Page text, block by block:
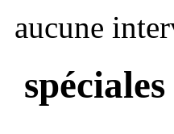
aucune
spéciales